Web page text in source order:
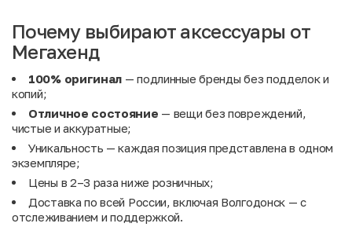
Почему выбирают аксессуары от
Мегахенд
100% оригинал — подлинные бренды без подделок и
копий;
Отличное состояние — вещи без повреждений,
чистые и аккуратные;
Уникальность — каждая позиция представлена в одном
экземпляре;
Цены в 2–3 раза ниже розничных;
Доставка по всей России, включая Волгодонск — с
отслеживанием и поддержкой.